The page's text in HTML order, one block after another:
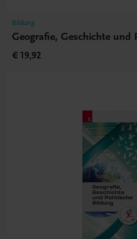
Bildung
Geografie, Geschichte
€ 19,92